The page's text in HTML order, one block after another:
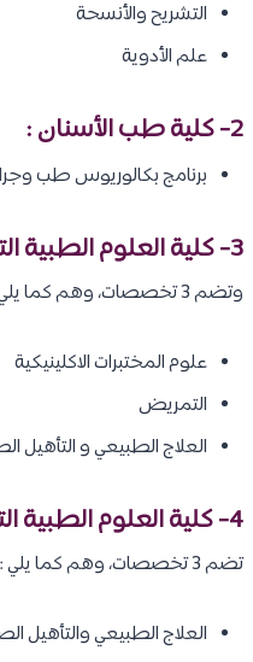
التشريح والأنسحة
علم الأدوية
2- كلية طب الأسنان :
برنامج بكالوريوس طب
3- كلية العلوم الطبية التطبيقية :
وتضم 3 تخصصات، وهم كما يلي :
علوم المختبرات الاكلينيكية
التمريض
العلاج الطبيعي و التأهيل
4- كلية العلوم الطبية التطبيقية بالقريات :
تضم 3 تخصصات، وهم كما يلي :
العلاج الطبيعي والتأهيل